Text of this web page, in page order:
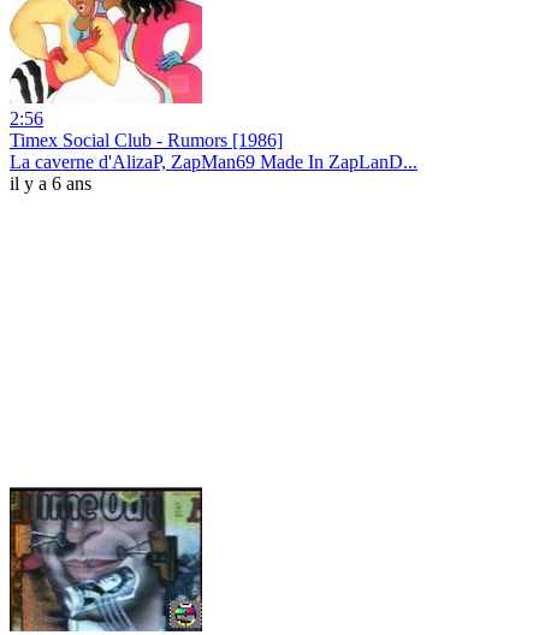
2:56
Timex Social Club - Rumors [1986]
La caverne d'AlizaP, ZapMan69 Made In ZapLanD...
il y a 6 ans